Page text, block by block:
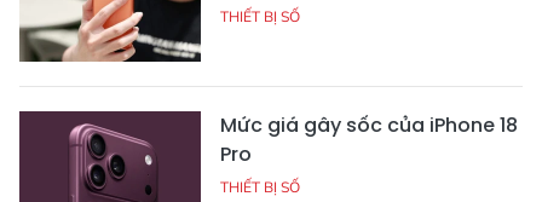
THIẾT BỊ SỐ
Mức giá gây sốc của iPhone 18
Pro
THIẾT BỊ SỐ